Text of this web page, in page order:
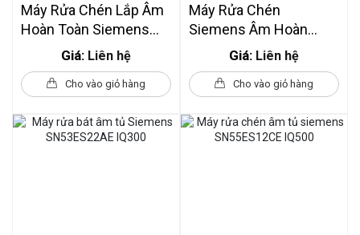
Máy Rửa Chén Lắp Âm
Hoàn Toàn Siemens
SX87TX02CE IQ700
Giá: Liên hệ
Cho vào giỏ hàng
Máy Rửa Chén
Siemens Âm Hoàn
Toàn SN65EX12CE 60
Cm IQ500
Giá: Liên hệ
Cho vào giỏ hàng